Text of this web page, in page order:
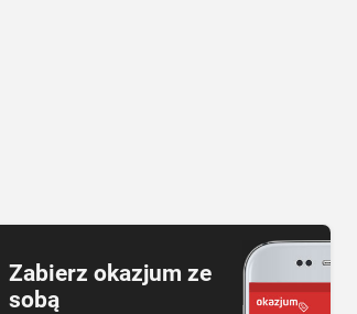
Zabierz okazjum ze
sobą